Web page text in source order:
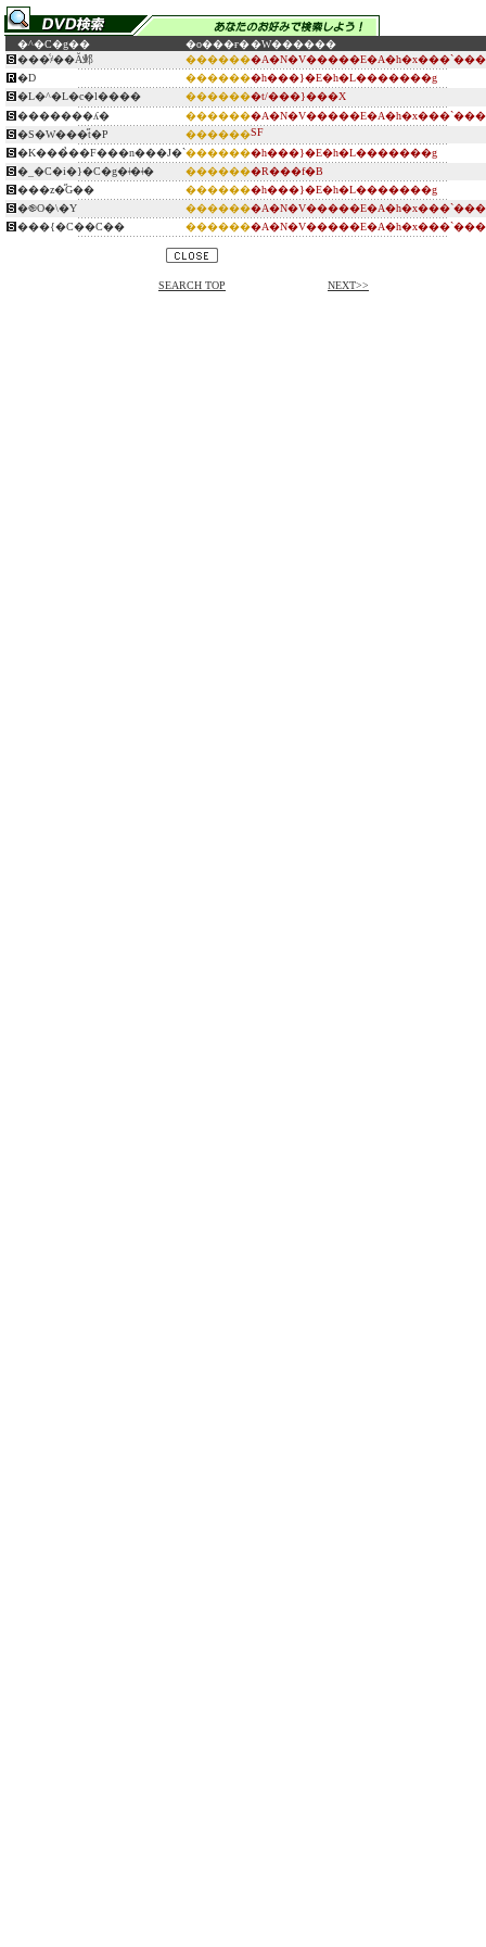
�^�C�g�� �o���ғ��W������
���͑҂��Ă邺
������
�D
�������h���}�E�h�L�������g
�L�^�L�c�l����
�������t/���}���X
�������ʎ�
������
�S�W���̋t�P
������SF
�K���̉��F���n���J�`�������h���}�E�h�L�������g
�_�C�i�}�C�g�ǂ�ǂ�
�������R���f�B
���z�̋G��
�������h���}�E�h�L�������g
�֎O�\�Y
������
���{�C��C��
������
SEARCH TOP NEXT>>